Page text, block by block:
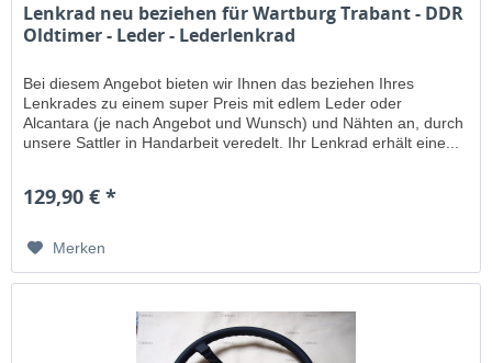
Lenkrad neu beziehen für Wartburg Trabant - DDR
Oldtimer - Leder - Lederlenkrad
Bei diesem Angebot bieten wir Ihnen das beziehen Ihres
Lenkrades zu einem super Preis mit edlem Leder oder
Alcantara (je nach Angebot und Wunsch) und Nähten an, durch
unsere Sattler in Handarbeit veredelt. Ihr Lenkrad erhält eine...
129,90 € *
Merken